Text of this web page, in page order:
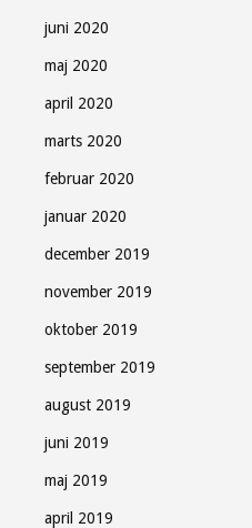
juni 2020
maj 2020
april 2020
marts 2020
februar 2020
januar 2020
december 2019
november 2019
oktober 2019
september 2019
august 2019
juni 2019
maj 2019
april 2019